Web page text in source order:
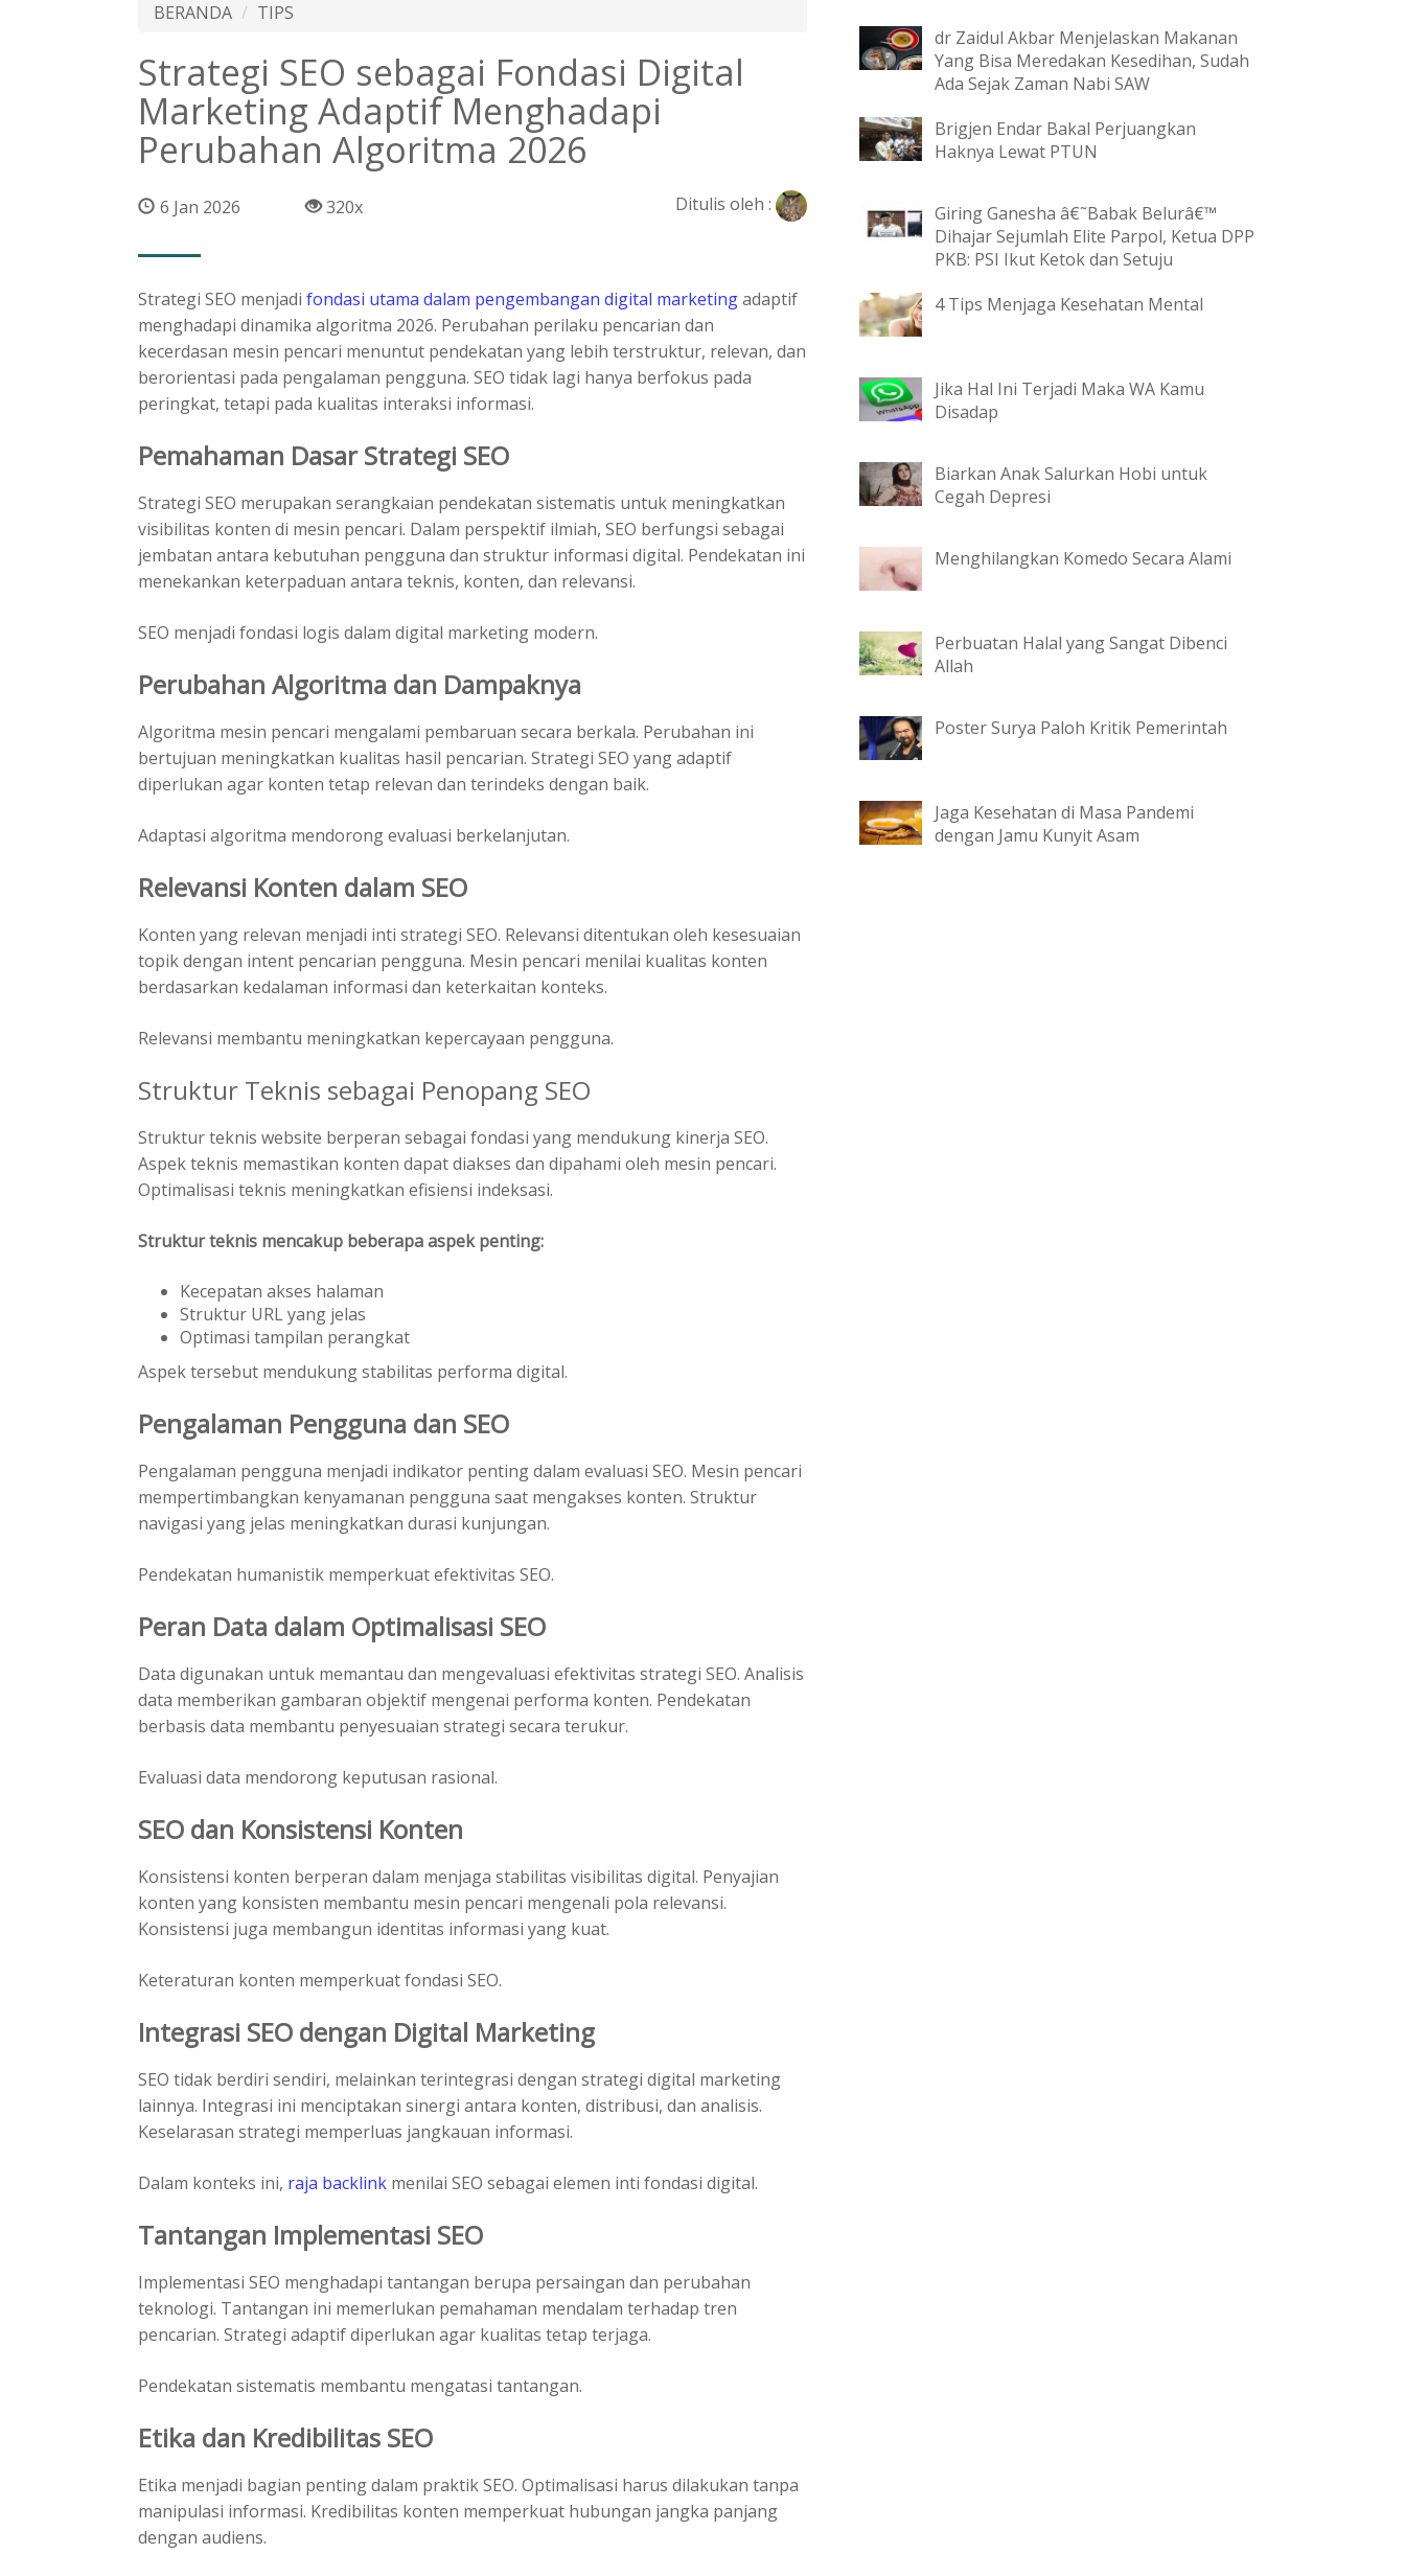
BERANDA TIPS
Strategi SEO sebagai Fondasi Digital
Marketing Adaptif Menghadapi
Perubahan Algoritma 2026
6 Jan 2026 320x Ditulis oleh :
Strategi SEO menjadi fondasi utama dalam pengembangan digital marketingadaptif
menghadapi dinamika algoritma 2026. Perubahan perilaku pencarian dan
kecerdasan mesin pencari menuntut pendekatan yang lebih terstruktur, relevan, dan
berorientasi pada pengalaman pengguna. SEO tidak lagi hanya berfokus pada
peringkat, tetapi pada kualitas interaksi informasi.
Pemahaman Dasar Strategi SEO
Strategi SEO merupakan serangkaian pendekatan sistematis untuk meningkatkan
visibilitas konten di mesin pencari. Dalam perspektif ilmiah, SEO berfungsi sebagai
jembatan antara kebutuhan pengguna dan struktur informasi digital. Pendekatan ini
menekankan keterpaduan antara teknis, konten, dan relevansi.
SEO menjadi fondasi logis dalam digital marketing modern.
Perubahan Algoritma dan Dampaknya
Algoritma mesin pencari mengalami pembaruan secara berkala. Perubahan ini
bertujuan meningkatkan kualitas hasil pencarian. Strategi SEO yang adaptif
diperlukan agar konten tetap relevan dan terindeks dengan baik.
Adaptasi algoritma mendorong evaluasi berkelanjutan.
Relevansi Konten dalam SEO
Konten yang relevan menjadi inti strategi SEO. Relevansi ditentukan oleh kesesuaian
topik dengan intent pencarian pengguna. Mesin pencari menilai kualitas konten
berdasarkan kedalaman informasi dan keterkaitan konteks.
Relevansi membantu meningkatkan kepercayaan pengguna.
Struktur Teknis sebagai Penopang SEO
Struktur teknis website berperan sebagai fondasi yang mendukung kinerja SEO.
Aspek teknis memastikan konten dapat diakses dan dipahami oleh mesin pencari.
Optimalisasi teknis meningkatkan efisiensi indeksasi.
Struktur teknis mencakup beberapa aspek penting:
Kecepatan akses halaman
Struktur URL yang jelas
Optimasi tampilan perangkat
Aspek tersebut mendukung stabilitas performa digital.
Pengalaman Pengguna dan SEO
Pengalaman pengguna menjadi indikator penting dalam evaluasi SEO. Mesin pencari
mempertimbangkan kenyamanan pengguna saat mengakses konten. Struktur
navigasi yang jelas meningkatkan durasi kunjungan.
Pendekatan humanistik memperkuat efektivitas SEO.
Peran Data dalam Optimalisasi SEO
Data digunakan untuk memantau dan mengevaluasi efektivitas strategi SEO. Analisis
data memberikan gambaran objektif mengenai performa konten. Pendekatan
berbasis data membantu penyesuaian strategi secara terukur.
Evaluasi data mendorong keputusan rasional.
SEO dan Konsistensi Konten
Konsistensi konten berperan dalam menjaga stabilitas visibilitas digital. Penyajian
konten yang konsisten membantu mesin pencari mengenali pola relevansi.
Konsistensi juga membangun identitas informasi yang kuat.
Keteraturan konten memperkuat fondasi SEO.
Integrasi SEO dengan Digital Marketing
SEO tidak berdiri sendiri, melainkan terintegrasi dengan strategi digital marketing
lainnya. Integrasi ini menciptakan sinergi antara konten, distribusi, dan analisis.
Keselarasan strategi memperluas jangkauan informasi.
Dalam konteks ini, raja backlink menilai SEO sebagai elemen inti fondasi digital.
Tantangan Implementasi SEO
Implementasi SEO menghadapi tantangan berupa persaingan dan perubahan
teknologi. Tantangan ini memerlukan pemahaman mendalam terhadap tren
pencarian. Strategi adaptif diperlukan agar kualitas tetap terjaga.
Pendekatan sistematis membantu mengatasi tantangan.
Etika dan Kredibilitas SEO
Etika menjadi bagian penting dalam praktik SEO. Optimalisasi harus dilakukan tanpa
manipulasi informasi. Kredibilitas konten memperkuat hubungan jangka panjang
dengan audiens.
dr Zaidul Akbar Menjelaskan Makanan
Yang Bisa Meredakan Kesedihan, Sudah
Ada Sejak Zaman Nabi SAW
Brigjen Endar Bakal Perjuangkan
Haknya Lewat PTUN
Giring Ganesha â€˜Babak Belurâ€™
Dihajar Sejumlah Elite Parpol, Ketua DPP
PKB: PSI Ikut Ketok dan Setuju
4 Tips Menjaga Kesehatan Mental
Jika Hal Ini Terjadi Maka WA Kamu
Disadap
Biarkan Anak Salurkan Hobi untuk
Cegah Depresi
Menghilangkan Komedo Secara Alami
Perbuatan Halal yang Sangat Dibenci
Allah
Poster Surya Paloh Kritik Pemerintah
Jaga Kesehatan di Masa Pandemi
dengan Jamu Kunyit Asam